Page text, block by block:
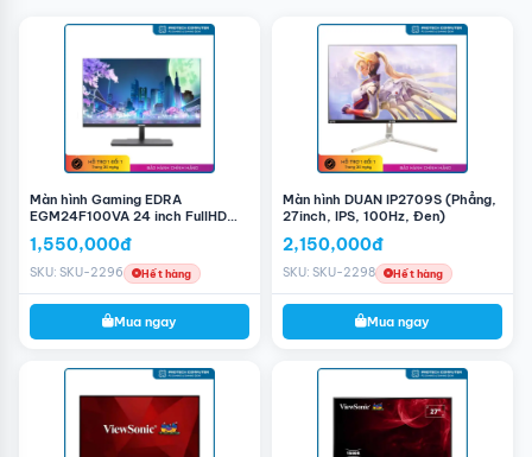
thông minh và các thiết bị ngoại vi khác. Cổng USB-C
còn hỗ trợ sạc nhanh Power Delivery lên đến 15W, giúp
bạn sạc các thiết bị di động một cách nhanh chóng và
tiện lợi.
Tiết kiệm năng lượng, thân thiện môi trường
Dell luôn quan tâm đến việc bảo vệ môi trường.Màn hình
Dell P2425 24 Inch IPS FHD 100Hz được sản xuất với
vật liệu tái chế và đạt các tiêu chuẩn về tiết kiệm năng
lượng, giúp giảm thiểu tác động đến môi trường.
Màn hình Gaming EDRA
EGM24F100VA 24 inch FullHD
1,550,000đ
SKU: SKU-2296 Hết hàng
Mua ngay
Màn hình DUAN IP2709S (Phẳng,
27inch, IPS, 100Hz, Đen)
2,150,000đ
SKU: SKU-2298 Hết hàng
Mua ngay